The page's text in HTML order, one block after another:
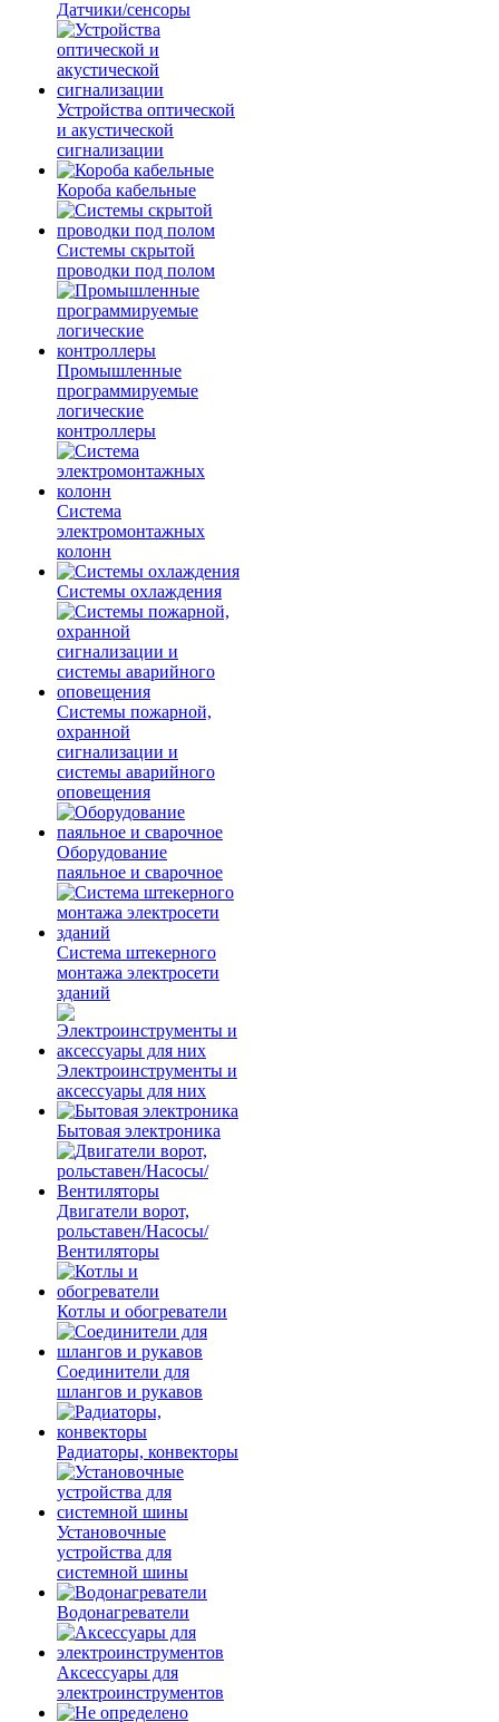
Датчики/сенсоры
Устройства оптической
и акустической
сигнализации
Короба кабельные
Системы скрытой
проводки под полом
Промышленные
программируемые
логические
контроллеры
Система
электромонтажных
колонн
Системы охлаждения
Системы пожарной,
охранной
сигнализации и
системы аварийного
оповещения
Оборудование
паяльное и сварочное
Система штекерного
монтажа электросети
зданий
Электроинструменты и
аксессуары для них
Бытовая электроника
Двигатели ворот,
рольставен/Насосы/
Вентиляторы
Котлы и обогреватели
Соединители для
шлангов и рукавов
Радиаторы, конвекторы
Установочные
устройства для
системной шины
Водонагреватели
Аксессуары для
электроинструментов